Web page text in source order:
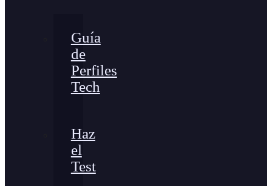
Guía
de
Perfiles
Tech
Haz
el
Test